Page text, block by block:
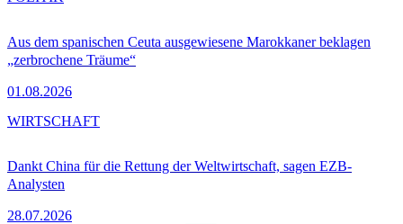
Aus dem spanischen Ceuta ausgewiesene Marokkaner beklagen
„zerbrochene Träume“
01.08.2026
Dankt China für die Rettung der Weltwirtschaft, sagen EZB-
Analysten
28.07.2026
WIRTSCHAFT